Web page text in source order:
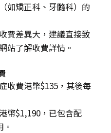
如矯正科、牙髓科）的
費差異大，建議直接致
站了解收費詳情。
收費港幣$135，其後每
幣$1,190，已包含配